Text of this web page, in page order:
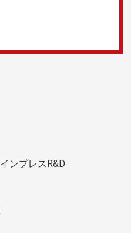
ンプレスR&D